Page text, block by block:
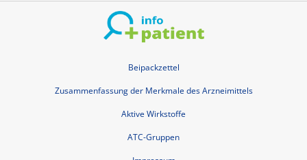
Beipackzettel
Zusammenfassung der Merkmale des Arzneimittels
Aktive Wirkstoffe
ATC-Gruppen